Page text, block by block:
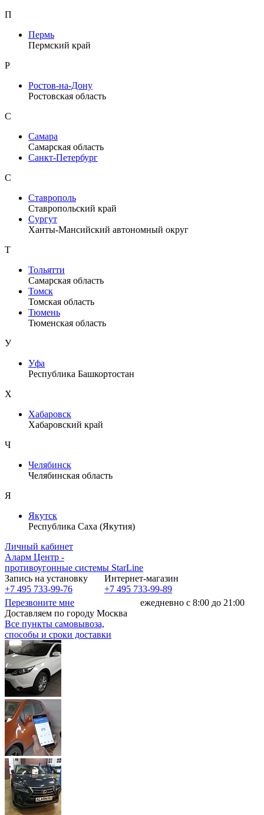
П
Пермь
Пермский край
Р
Ростов-на-Дону
Ростовская область
С
Самара
Самарская область
Санкт-Петербург
С
Ставрополь
Ставропольский край
Сургут
Ханты-Мансийский автономный округ
Т
Тольятти
Самарская область
Томск
Томская область
Тюмень
Тюменская область
У
Уфа
Республика Башкортостан
Х
Хабаровск
Хабаровский край
Ч
Челябинск
Челябинская область
Я
Якутск
Республика Саха (Якутия)
Личный кабинет
Аларм Центр -
противоугонные системы StarLine
Запись на установку
+7 495 733-99-76
Интернет-магазин
+7 495 733-99-89
Перезвоните мне
ежедневно с 8:00 до 21:00
Доставляем по городу Москва
Все пункты самовывоза,
способы и сроки доставки